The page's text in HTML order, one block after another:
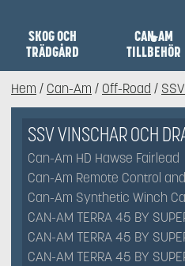
SKOG OCH
TRÄDGÅRD
CAN-AM
TILLBEHÖR
Hem / Can-Am / Off-Road /
SSV VINSCHAR OCH
Can-Am HD Hawse Fairlead
Can-Am Remote Control
Can-Am Synthetic Winch
CAN-AM TERRA 45 BY
CAN-AM TERRA 45 BY
CAN-AM TERRA 45 BY